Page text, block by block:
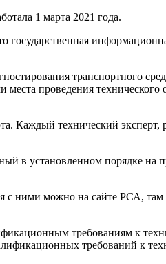
1 марта 2021 года.
транспортного
проведения технического
Каждый технический
установленном порядке на
с ними можно на сайте РСА,
требованиям к
требований к